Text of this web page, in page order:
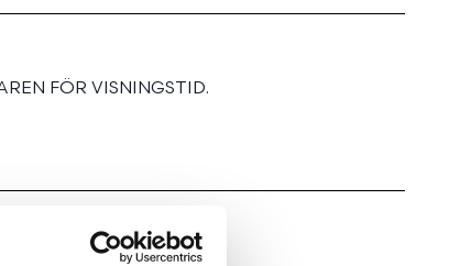
FÖR VISNINGSTID.